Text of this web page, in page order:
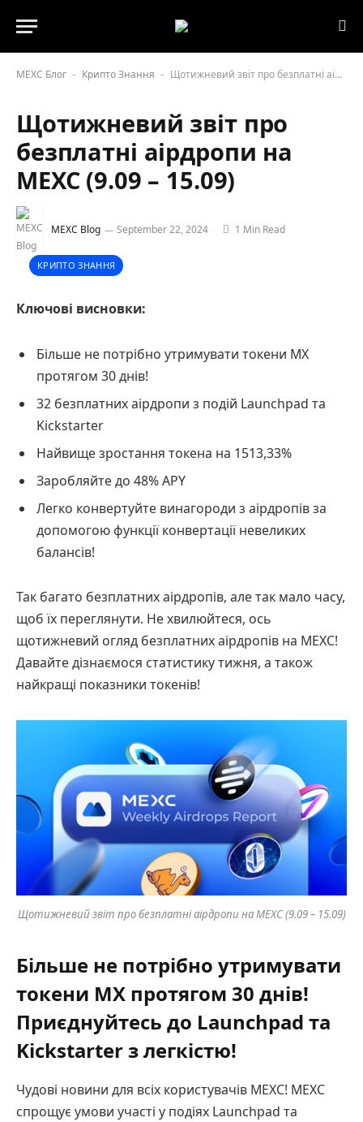
MEXC Блог - Крипто Знання - Щотижневий звіт про безплатні аірдропи на MEXC (9.09 – 15.09)
Щотижневий звіт про
безплатні аірдропи на
MEXC (9.09 – 15.09)
MEXC Blog September 22, 2024 1 Min Read
КРИПТО ЗНАННЯ
Ключові висновки:
Більше не потрібно утримувати токени MX
протягом 30 днів!
32 безплатних аірдропи з подій Launchpad та
Kickstarter
Найвище зростання токена на 1513,33%
Заробляйте до 48% APY
Легко конвертуйте винагороди з аірдропів за
допомогою функції конвертації невеликих
балансів!
Так багато безплатних аірдропів, але так мало часу,
щоб їх переглянути. Не хвилюйтеся, ось
щотижневий огляд безплатних аірдропів на MEXC!
Давайте дізнаємося статистику тижня, а також
найкращі показники токенів!
Щотижневий звіт про безплатні аірдропи на MEXC (9.09 – 15.09)
Більше не потрібно утримувати
токени MX протягом 30 днів!
Приєднуйтесь до Launchpad та
Kickstarter з легкістю!
Чудові новини для всіх користувачів MEXC! MEXC
спрощує умови участі у подіях Launchpad та